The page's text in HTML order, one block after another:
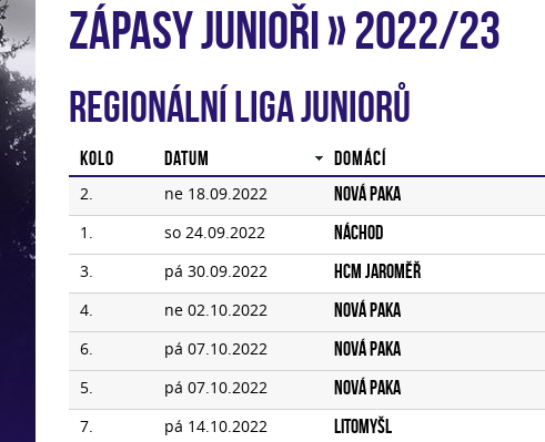
ZÁPASY Junioři » 2022/23
Regionální liga juniorů
Kolo Datum Domácí
2. ne 18.09.2022 Nová Paka
1. so 24.09.2022 Náchod
3. pá 30.09.2022 HCM Jaroměř
4. ne 02.10.2022 Nová Paka
6. pá 07.10.2022 Nová Paka
5. pá 07.10.2022 Nová Paka
7. pá 14.10.2022 Litomyšl